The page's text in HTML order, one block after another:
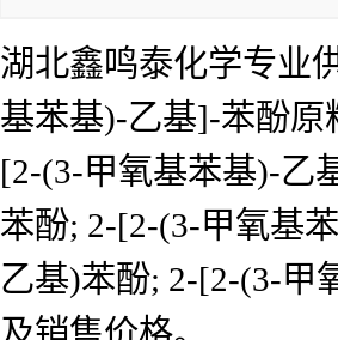
湖北鑫鸣泰化学专业
基苯基)-乙基]-苯酚原
[2-(3-甲氧基苯基)-乙
苯酚; 2-[2-(3-甲氧基
乙基)苯酚; 2-[2-(3-甲